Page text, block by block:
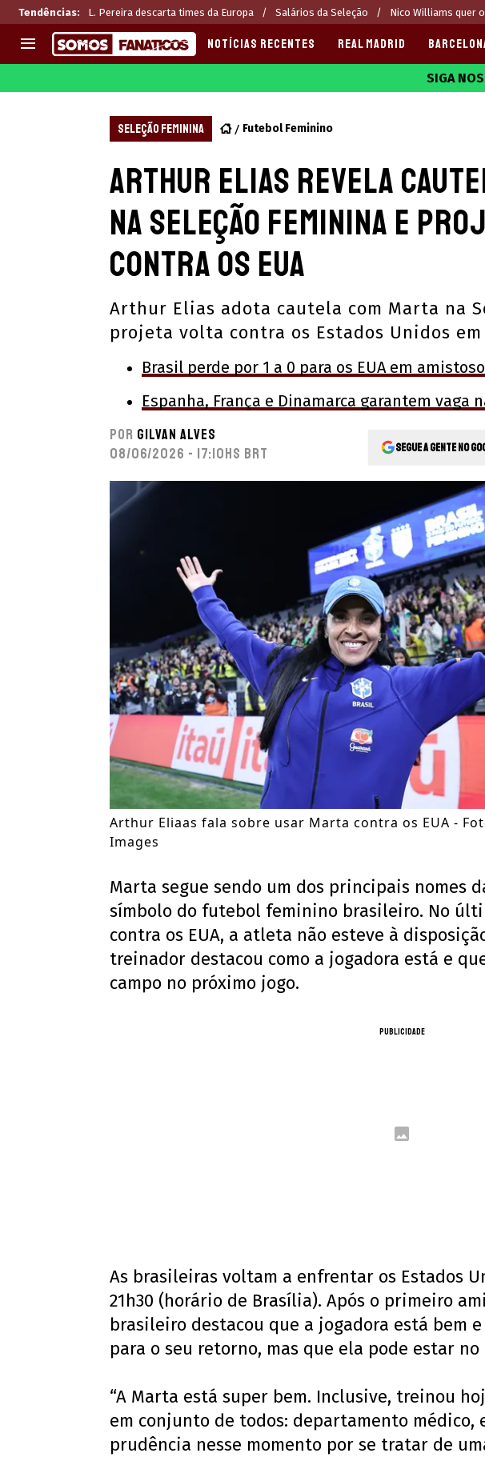
Tendências: L. Pereira descarta times da Europa Salários da Seleção Nico Williams quer
CHAMPIONS LEAGUE
PREMIER LEAGUE
LIGA PORTUGUESA
Melhores sites de apostas 2025
Últimas
CASAS DE APOSTAS
CÓDIGOS e OFERTAS
APPS
RANKINGS
NOTÍCIAS RECENTES REAL MADRID
SIGA
SELEÇÃO FEMININA Futebol Feminino
Arthur Elias revela
na Seleção Feminina e
contra os EUA
Arthur Elias adota cautela com Marta na
projeta volta contra os Estados Unidos
Brasil perde por 1 a 0 para os EUA em amistoso
Espanha, França e Dinamarca garantem vaga
Por Gilvan Alves
08/06/2026 - 17:10hs BRT
Segue a gente no
Arthur Eliaas fala sobre usar Marta contra os EUA -
Images
Marta segue sendo um dos principais nomes
símbolo do futebol feminino brasileiro. No
contra os EUA, a atleta não esteve à
treinador destacou como a jogadora está e
campo no próximo jogo.
PUBLICIDADE
As brasileiras voltam a enfrentar os Estados
21h30 (horário de Brasília). Após o primeiro
brasileiro destacou que a jogadora está bem
para o seu retorno, mas que ela pode estar
“A Marta está super bem. Inclusive, treinou
em conjunto de todos: departamento médico,
prudência nesse momento por se tratar de